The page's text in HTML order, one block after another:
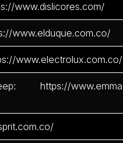
www.dislicores.com/
www.elduque.com.co/
www.electrolux.com.co/
https://